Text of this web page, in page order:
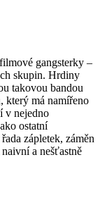
gangsterky –
skupin. Hrdiny
takovou bandou
který má namířeno
v nejedno
ostatní
zápletek, záměn
a nešťastně